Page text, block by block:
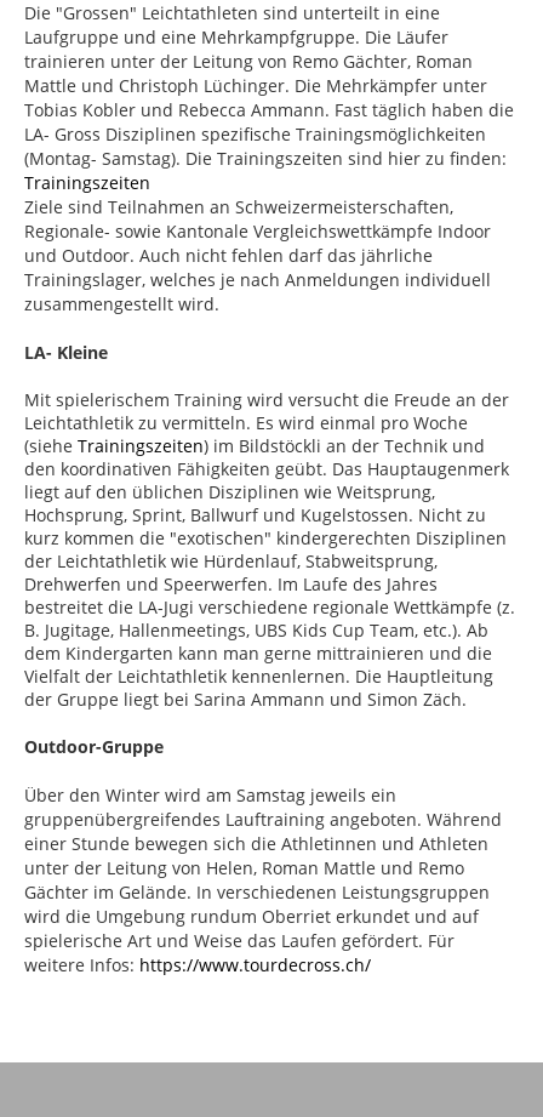
Die "Grossen" Leichtathleten sind unterteilt in eine
Laufgruppe und eine Mehrkampfgruppe. Die Läufer
trainieren unter der Leitung von Remo Gächter, Roman
Mattle und Christoph Lüchinger. Die Mehrkämpfer unter
Tobias Kobler und Rebecca Ammann. Fast täglich haben die
LA- Gross Disziplinen spezifische Trainingsmöglichkeiten
(Montag- Samstag). Die Trainingszeiten sind hier zu finden:
Trainingszeiten
Ziele sind Teilnahmen an Schweizermeisterschaften,
Regionale- sowie Kantonale Vergleichswettkämpfe Indoor
und Outdoor. Auch nicht fehlen darf das jährliche
Trainingslager, welches je nach Anmeldungen individuell
zusammengestellt wird.
LA- Kleine
Mit spielerischem Training wird versucht die Freude an der
Leichtathletik zu vermitteln. Es wird einmal pro Woche
(siehe Trainingszeiten) im Bildstöckli an der Technik und
den koordinativen Fähigkeiten geübt. Das Hauptaugenmerk
liegt auf den üblichen Disziplinen wie Weitsprung,
Hochsprung, Sprint, Ballwurf und Kugelstossen. Nicht zu
kurz kommen die "exotischen" kindergerechten Disziplinen
der Leichtathletik wie Hürdenlauf, Stabweitsprung,
Drehwerfen und Speerwerfen. Im Laufe des Jahres
bestreitet die LA-Jugi verschiedene regionale Wettkämpfe (z.
B. Jugitage, Hallenmeetings, UBS Kids Cup Team, etc.). Ab
dem Kindergarten kann man gerne mittrainieren und die
Vielfalt der Leichtathletik kennenlernen. Die Hauptleitung
der Gruppe liegt bei Sarina Ammann und Simon Zäch.
Outdoor-Gruppe
Über den Winter wird am Samstag jeweils ein
gruppenübergreifendes Lauftraining angeboten. Während
einer Stunde bewegen sich die Athletinnen und Athleten
unter der Leitung von Helen, Roman Mattle und Remo
Gächter im Gelände. In verschiedenen Leistungsgruppen
wird die Umgebung rundum Oberriet erkundet und auf
spielerische Art und Weise das Laufen gefördert. Für
weitere Infos: https://www.tourdecross.ch/